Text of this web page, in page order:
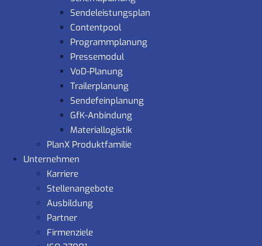
Sendeleistungsplan
Contentpool
Programmplanung
Pressemodul
VoD-Planung
Trailerplanung
Sendefeinplanung
GfK-Anbindung
Materiallogistik
PlanX Produktfamilie
Unternehmen
Karriere
Stellenangebote
Ausbildung
Partner
Firmenziele